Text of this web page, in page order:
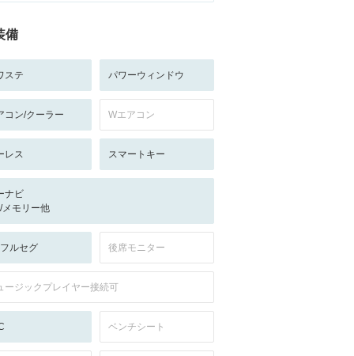
備
ステ パワーウィンドウ
コン/クーラー Wエアコン
レス スマートキー
ナビ
メモリー他
ルセグ 後席モニター
ージックプレイヤー接続可
ベンチシート